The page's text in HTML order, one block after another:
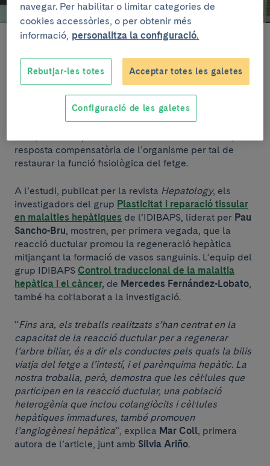
Pau Sancho-Bru, investigador principal, amb Mar Coll i Silvia Ariño,
A les malalties hepàtiques avançades, tant la
reparació del teixit, com la regeneració del fetge es
troben compromeses. Això causa disfunció orgànica i,
finalment, insuficiència hepàtica. En aquest context de
resposta compensatòria de l’organisme per tal de
restaurar la funció fisiològica del fetge.
A l’estudi, publicat per la revista Hepatology, els
investigadors del grup Plasticitat i reparació tissular
en malalties hepàtiques de l’IDIBAPS, liderat per Pau
Sancho-Bru, mostren, per primera vegada, que la
reacció ductular promou la regeneració hepàtica
mitjançant la formació de vasos sanguinis. L’equip del
grup IDIBAPS Control traduccional de la malaltia
hepàtica i el càncer, de Mercedes Fernández-Lobato,
també ha col·laborat a la investigació.
“Fins ara, els treballs realitzats s’han centrat en la
capacitat de la reacció ductular per a regenerar
l’arbre biliar, és a dir els conductes pels quals la bilis
viatja del fetge a l’intestí, i el parènquima hepàtic. La
nostra troballa, però, demostra que les cèl·lules que
participen en la reacció ductular, una població
heterogènia que inclou colangiòcits i cèl·lules
hepàtiques immadures, també promouen
l’angiogènesi hepàtica”, explica Mar Coll, primera
autora de l’article, junt amb Silvia Ariño.
navegar. Per habilitar o limitar categories de
cookies accessòries, o per obtenir més
informació, personalitza la configuració.
Rebutjar-les totes Acceptar totes les galetes
Configuració de les galetes